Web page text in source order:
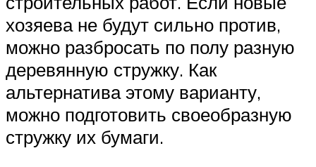
хозяева не будут сильно против,
можно разбросать по полу разную
деревянную стружку. Как
альтернатива этому варианту,
можно подготовить своеобразную
стружку их бумаги.